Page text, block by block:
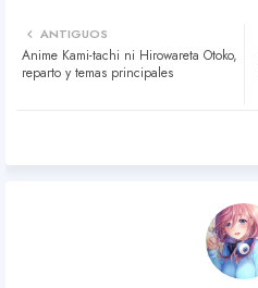
ter
ANTIGUOS
Anime Kami-tachi ni Hirowareta Otoko,
reparto y temas principales